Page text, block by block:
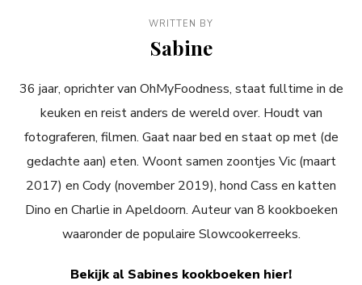
WRITTEN BY
Sabine
36 jaar, oprichter van OhMyFoodness, staat fulltime in de
keuken en reist anders de wereld over. Houdt van
fotograferen, filmen. Gaat naar bed en staat op met (de
gedachte aan) eten. Woont samen zoontjes Vic (maart
2017) en Cody (november 2019), hond Cass en katten
Dino en Charlie in Apeldoorn. Auteur van 8 kookboeken
waaronder de populaire Slowcookerreeks.
Bekijk al Sabines kookboeken hier!